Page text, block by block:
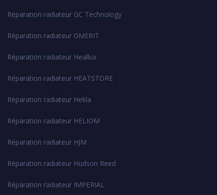
Réparation radiateur GC Technology
Réparation radiateur GMERIT
Réparation radiateur Heallux
Réparation radiateur HEATSTORE
Réparation radiateur Hekla
Réparation radiateur HELIOM
Réparation radiateur HJM
Réparation radiateur Hudson Reed
Réparation radiateur IMPERIAL